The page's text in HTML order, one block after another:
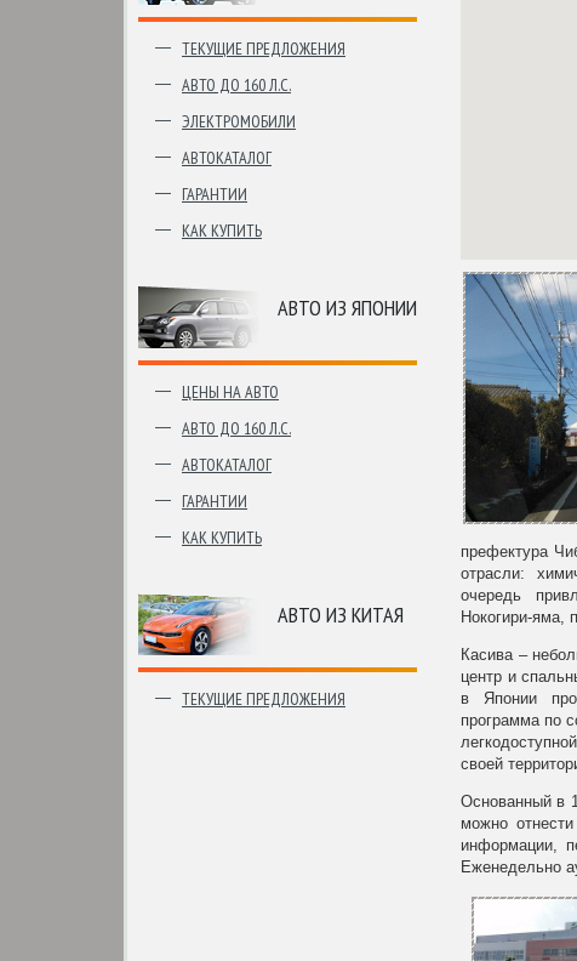
ТЕКУЩИЕ ПРЕДЛОЖЕНИЯ
АВТО ДО 160 Л.С.
ЭЛЕКТРОМОБИЛИ
АВТОКАТАЛОГ
ГАРАНТИИ
КАК КУПИТЬ
АВТО ИЗ ЯПОНИИ
ЦЕНЫ НА АВТО
АВТО ДО 160 Л.С.
АВТОКАТАЛОГ
ГАРАНТИИ
КАК КУПИТЬ
АВТО ИЗ КИТАЯ
ТЕКУЩИЕ ПРЕДЛОЖЕНИЯ
префектура
отрасли:
очередь
Нокогири-яма,
Касива –
центр и
в Японии
программа по
своей
Основанный в
можно
информации,
Еженедельно